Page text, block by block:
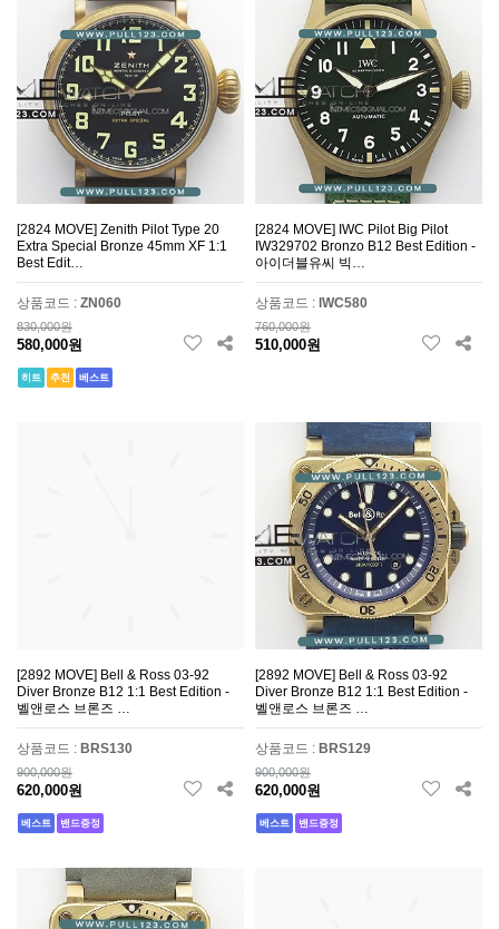
[2824 MOVE] Zenith Pilot Type 20
Extra Special Bronze 45mm XF 1:1
Best Edit…
상품코드 : ZN060
830,000원
580,000원
히트 추천 베스트
[2824 MOVE] IWC Pilot Big Pilot
IW329702 Bronzo B12 Best Edition -
아이더블유씨 빅…
상품코드 : IWC580
760,000원
510,000원
[2892 MOVE] Bell & Ross 03-92
Diver Bronze B12 1:1 Best Edition -
벨앤로스 브론즈 …
상품코드 : BRS130
900,000원
620,000원
베스트 밴드증정
[2892 MOVE] Bell & Ross 03-92
Diver Bronze B12 1:1 Best Edition -
벨앤로스 브론즈 …
상품코드 : BRS129
900,000원
620,000원
베스트 밴드증정